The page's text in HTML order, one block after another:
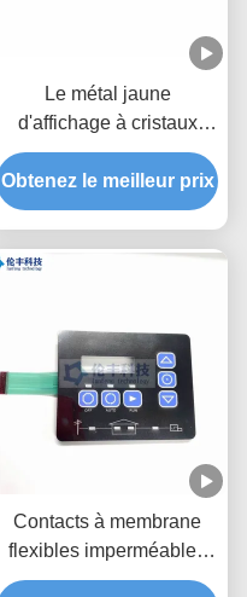
Le métal jaune
d'affichage à cristaux
liquides de clavier
numérique de membrane
de LED couvre d'un dôme
Obtenez le meilleur prix
Contacts à membrane
flexibles imperméables
tactiles de PVC LED